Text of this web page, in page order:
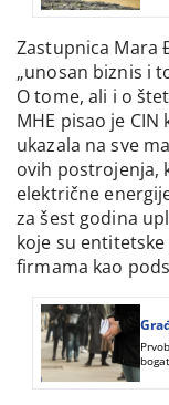
Zastupnica Mara
„unosan biznis i
O tome, ali i o
MHE pisao je
ukazala na sve
ovih postrojenja,
električne
za šest godina
koje su
firmama kao